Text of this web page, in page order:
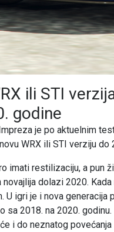
ili STI
godine
je po aktuelnim
WRX ili STI verziju do
imati restilizaciju, a pun
novajlija dolazi 2020.
U igri je i nova generacija
sa 2018. na 2020.
i do neznatog povećanja